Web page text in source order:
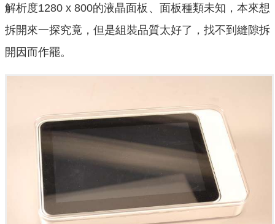
解析度1280 x 800的液晶面板、面板種類未知，本來想
拆開來一探究竟，但是組裝品質太好了，找不到縫隙拆
開因而作罷。